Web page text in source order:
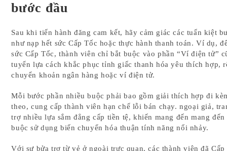
bước đầu
Sau khi tiến hành đăng cam kết, hãy cảm giác các tuấn kiệt
như nạp hết sức Cấp Tốc hoặc thực hành thanh toán. Ví dụ,
sức Cấp Tốc, thành viên chỉ bắt buộc vào phần “Ví điện tử”
tuyển lựa cách khắc phục tỉnh giấc thanh hóa yêu thích hợp,
chuyển khoản ngân hàng hoặc ví điện tử.
Mỗi bước phần nhiều buộc phải bao gồm giải thích hợp đi
theo, cung cấp thành viên hạn chế lỗi bán chạy. ngoại giả,
trợ nhiều lựa sắm đẳng cấp tiền tệ, khiến mang đến mang
buộc sử dụng biến chuyển hóa thuận tính năng nổi nhảy.
Với sự bửa trợ từ vẻ ở ngoài trực quan, các thành viên đã Cấp